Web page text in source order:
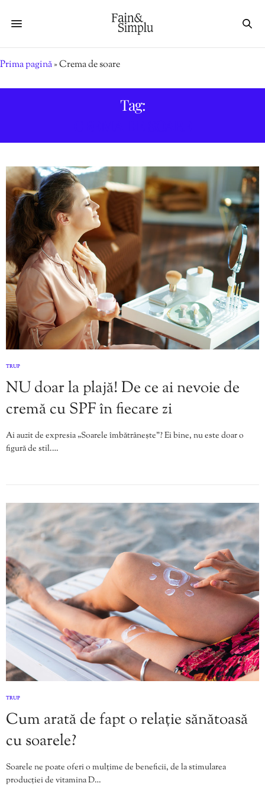
Prima pagină»Crema de soare
Tag:
TRUP
NU doar la plajă! De ce ai nevoie de
cremă cu SPF în fiecare zi
Ai auzit de expresia „Soarele îmbătrânește”? Ei bine, nu este doar o
figură de stil.…
TRUP
Cum arată de fapt o relație sănătoasă
cu soarele?
Soarele ne poate oferi o mulțime de beneficii, de la stimularea
producției de vitamina D…